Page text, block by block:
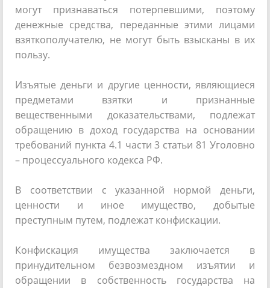
могут признаваться потерпевшими, поэтому
денежные средства, переданные этими лицами
взяткополучателю, не могут быть взысканы в их
пользу.
Изъятые деньги и другие ценности, являющиеся
предметами взятки и признанные
вещественными доказательствами, подлежат
обращению в доход государства на основании
требований пункта 4.1 части 3 статьи 81 Уголовно
– процессуального кодекса РФ.
В соответствии с указанной нормой деньги,
ценности и иное имущество, добытые
преступным путем, подлежат конфискации.
Конфискация имущества заключается в
принудительном безвозмездном изъятии и
обращении в собственность государства на